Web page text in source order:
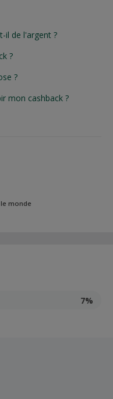
il de l'argent ?
?
?
mon cashback ?
monde
7%